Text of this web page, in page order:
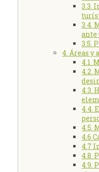
3.3.
3.4.
ante
3.5.
4. Áreas
4.1.
4.2.
4.3.
4.4.
4.5.
4.6
4.7
4.8.
4.9.